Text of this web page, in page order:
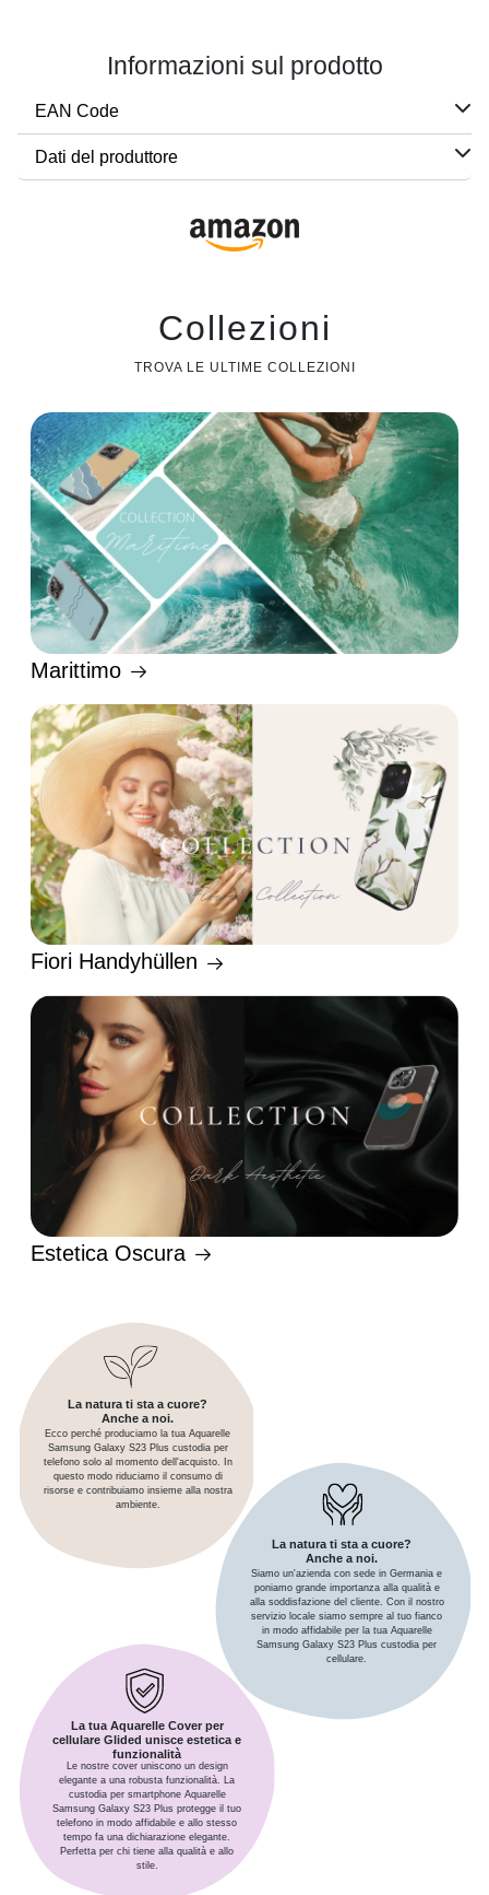
Informazioni sul prodotto
EAN Code
Dati del produttore
Collezioni
TROVA LE ULTIME COLLEZIONI
Marittimo
Fiori Handyhüllen
Estetica Oscura
La natura ti sta a cuore?
Anche a noi.
Ecco perché produciamo la tua Aquarelle
Samsung Galaxy S23 Plus custodia per
telefono solo al momento dell'acquisto. In
questo modo riduciamo il consumo di
risorse e contribuiamo insieme alla nostra
ambiente.
La natura ti sta a cuore?
Anche a noi.
Siamo un'azienda con sede in Germania e
poniamo grande importanza alla qualità e
alla soddisfazione del cliente. Con il nostro
servizio locale siamo sempre al tuo fianco
in modo affidabile per la tua Aquarelle
Samsung Galaxy S23 Plus custodia per
cellulare.
La tua Aquarelle Cover per
cellulare Glided unisce estetica e
funzionalità
Le nostre cover uniscono un design
elegante a una robusta funzionalità. La
custodia per smartphone Aquarelle
Samsung Galaxy S23 Plus protegge il tuo
telefono in modo affidabile e allo stesso
tempo fa una dichiarazione elegante.
Perfetta per chi tiene alla qualità e allo
stile.